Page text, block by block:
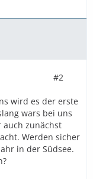
#2
wird es der erste
wars bei uns
auch zunächst
Werden sicher
in der Südsee.